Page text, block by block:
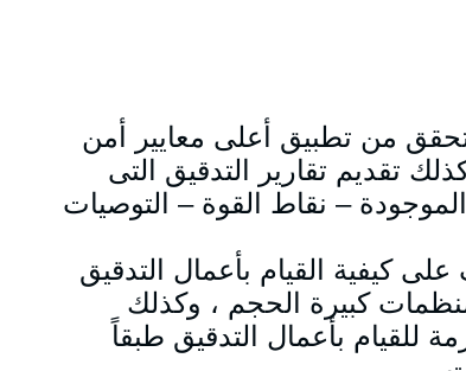
من تطبيق أعلى معايير أمن
تقديم تقارير التدقيق التى
– نقاط القوة – التوصيات
كيفية القيام بأعمال التدقيق
كبيرة الحجم ، وكذلك
للقيام بأعمال التدقيق طبقاً